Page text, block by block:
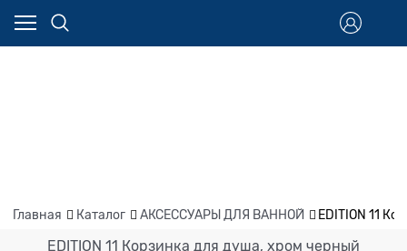
Главная Каталог АКСЕССУАРЫ ДЛЯ ВАННОЙ EDITION 11
EDITION 11 Корзинка для душа, хром черный